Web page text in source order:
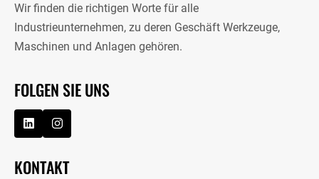
Wir finden die richtigen Worte für alle
Industrieunternehmen, zu deren Geschäft Werkzeuge,
Maschinen und Anlagen gehören.
FOLGEN SIE UNS
KONTAKT